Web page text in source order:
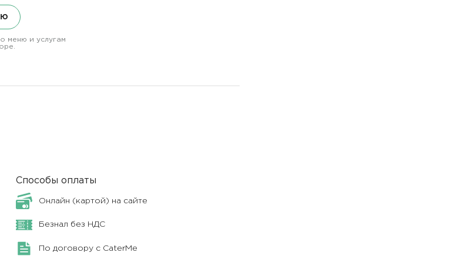
меню и услугам
Способы оплаты
Онлайн (картой) на сайте
Безнал без НДС
По договору с CaterMe